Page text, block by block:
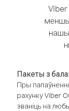
Viber
Пакеты з
Пры
рахунку Viber
званіць на